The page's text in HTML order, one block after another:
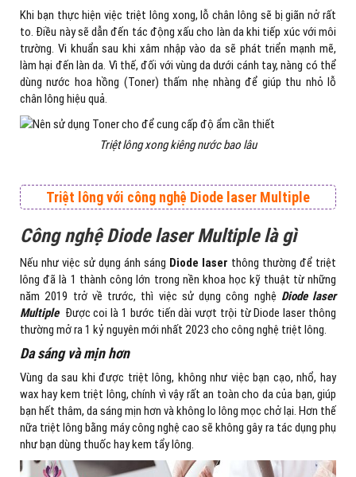
Khi bạn thực hiện việc triệt lông xong, lỗ chân lông sẽ bị giãn nở rất
to. Điều này sẽ dẫn đến tác động xấu cho làn da khi tiếp xúc với môi
trường. Vi khuẩn sau khi xâm nhập vào da sẽ phát triển mạnh mẽ,
làm hại đến làn da. Vì thế, đối với vùng da dưới cánh tay, nàng có thể
dùng nước hoa hồng (Toner) thấm nhẹ nhàng để giúp thu nhỏ lỗ
chân lông hiệu quả.
Triệt lông xong kiêng nước bao lâu
Triệt lông với công nghệ Diode laser Multiple
Công nghệ Diode laser Multiple là gì
Nếu như việc sử dụng ánh sáng Diode laser thông thường để triệt
lông đã là 1 thành công lớn trong nền khoa học kỹ thuật từ những
năm 2019 trở về trước, thì việc sử dụng công nghệ Diode laser
MultipleĐược coi là 1 bước tiến dài vượt trội từ Diode laser thông
thường mở ra 1 kỷ nguyên mới nhất 2023 cho công nghệ triệt lông.
Da sáng và mịn hơn
Vùng da sau khi được triệt lông, không như việc bạn cạo, nhổ, hay
wax hay kem triệt lông, chính vì vậy rất an toàn cho da của bạn, giúp
bạn hết thâm, da sáng mịn hơn và không lo lông mọc chở lại. Hơn thế
nữa triệt lông bằng máy công nghệ cao sẽ không gây ra tác dụng phụ
như bạn dùng thuốc hay kem tẩy lông.